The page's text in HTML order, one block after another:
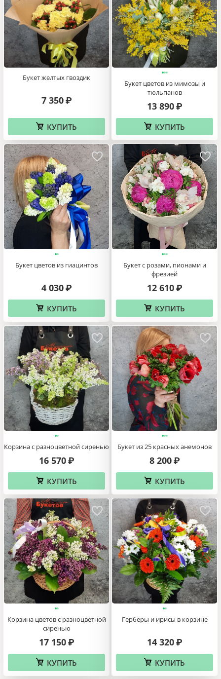
Букет желтых гвоздик
7 350 ₽
КУПИТЬ
Букет цветов из мимозы и
тюльпанов
13 890 ₽
КУПИТЬ
Букет цветов из гиацинтов
4 030 ₽
КУПИТЬ
Букет с розами, пионами и
фрезией
12 610 ₽
КУПИТЬ
Корзина с разноцветной сиренью
16 570 ₽
КУПИТЬ
Букет из 25 красных анемонов
8 200 ₽
КУПИТЬ
Корзина цветов с разноцветной
сиренью
17 150 ₽
КУПИТЬ
Герберы и ирисы в корзине
14 320 ₽
КУПИТЬ